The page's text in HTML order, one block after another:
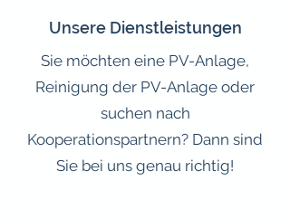
Unsere Dienstleistungen
Sie möchten eine PV-Anlage,
Reinigung der PV-Anlage oder
suchen nach
Kooperationspartnern? Dann sind
Sie bei uns genau richtig!